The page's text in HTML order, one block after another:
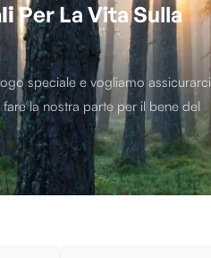
Per La Vita Sulla
speciale e vogliamo assicurarci
la nostra parte per il bene del